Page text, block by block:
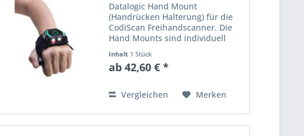
Datalogic Hand Mount
(Handrücken Halterung) für die
CodiScan Freihandscanner. Die
Hand Mounts sind individuell
optional an der rechten oder
linken Hand getragen werden.
und...
Inhalt 1 Stück
ab 42,60 € *
Vergleichen Merken